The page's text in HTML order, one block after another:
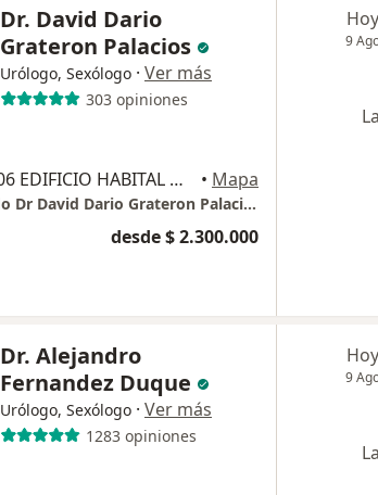
Dr. David Dario
Grateron Palacios
Urólogo, Sexólogo · Ver más
303 opiniones
CARRERA 18#80-06 EDIFICIO HABITAL MEDICAL PISO 5.OFICINA 503, Bogotá • Mapa
Consultorio privado Dr David Dario Grateron Palacios
desde $ 2.300.000
Hoy
9
Dr. Alejandro
Fernandez Duque
Urólogo, Sexólogo · Ver más
1283 opiniones
Hoy
9